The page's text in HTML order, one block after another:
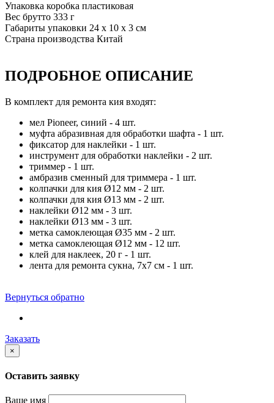
Упаковка коробка пластиковая
Вес брутто 333 г
Габариты упаковки 24 х 10 х 3 см
Страна производства Китай
ПОДРОБНОЕ ОПИСАНИЕ
В комплект для ремонта кия входят:
мел Pioneer, синий - 4 шт.
муфта абразивная для обработки шафта - 1 шт.
фиксатор для наклейки - 1 шт.
инструмент для обработки наклейки - 2 шт.
триммер - 1 шт.
амбразив сменный для триммера - 1 шт.
колпачки для кия Ø12 мм - 2 шт.
колпачки для кия Ø13 мм - 2 шт.
наклейки Ø12 мм - 3 шт.
наклейки Ø13 мм - 3 шт.
метка самоклеющая Ø35 мм - 2 шт.
метка самоклеющая Ø12 мм - 12 шт.
клей для наклеек, 20 г - 1 шт.
лента для ремонта сукна, 7х7 см - 1 шт.
Вернуться обратно
Заказать
×
Оставить заявку
Ваше имя